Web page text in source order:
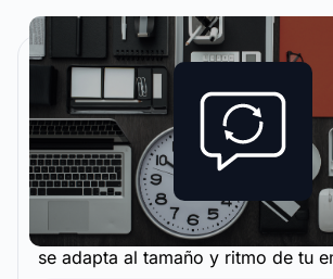
La metodología y plataforma de
se adapta al tamaño y ritmo de tu